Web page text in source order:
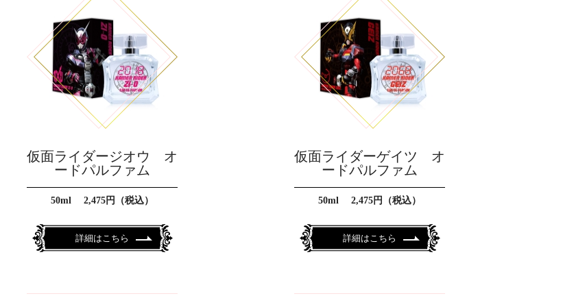
仮面ライダージオウ オ
ードパルファム
50ml 2,475円（税込）
詳細はこちら
仮面ライダーゲイツ オ
ードパルファム
50ml 2,475円（税込）
詳細はこちら